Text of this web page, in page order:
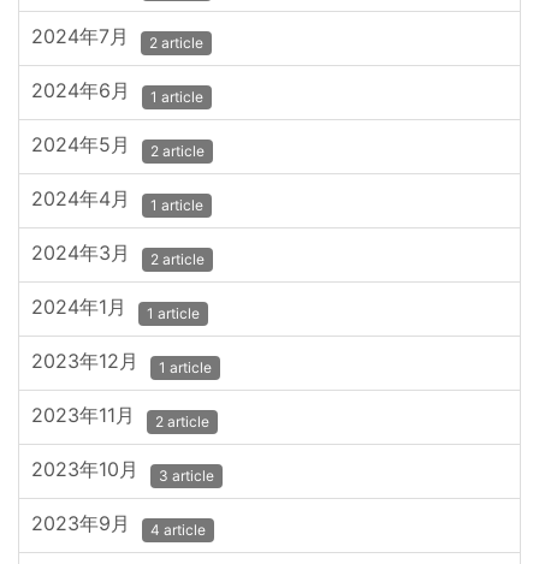
2024年7月 2 article
2024年6月 1 article
2024年5月 2 article
2024年4月 1 article
2024年3月 2 article
2024年1月 1 article
2023年12月 1 article
2023年11月 2 article
2023年10月 3 article
2023年9月 4 article